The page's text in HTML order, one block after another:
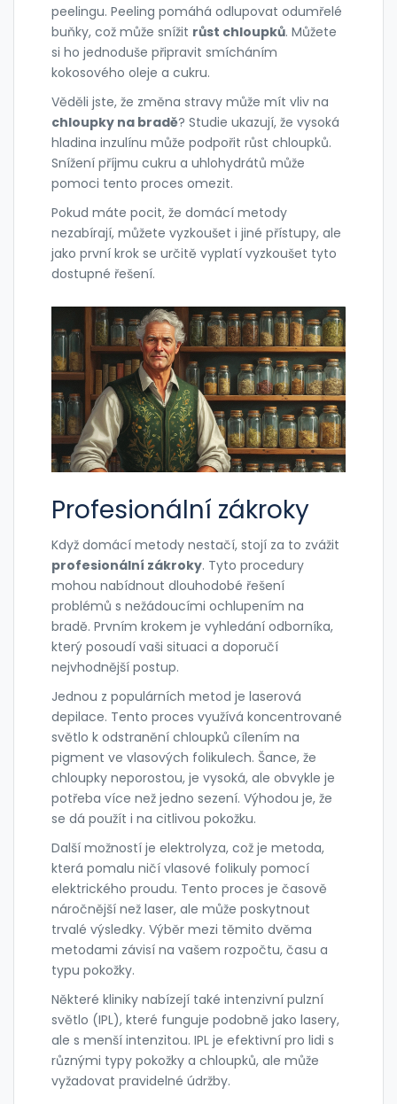
peelingu. Peeling pomáhá odlupovat odumřelé
buňky, což může snížit růst chloupků. Můžete
si ho jednoduše připravit smícháním
kokosového oleje a cukru.
Věděli jste, že změna stravy může mít vliv na
chloupky na bradě? Studie ukazují, že vysoká
hladina inzulínu může podpořit růst chloupků.
Snížení příjmu cukru a uhlohydrátů může
pomoci tento proces omezit.
Pokud máte pocit, že domácí metody
nezabírají, můžete vyzkoušet i jiné přístupy, ale
jako první krok se určitě vyplatí vyzkoušet tyto
dostupné řešení.
Profesionální zákroky
Když domácí metody nestačí, stojí za to zvážit
profesionální zákroky. Tyto procedury
mohou nabídnout dlouhodobé řešení
problémů s nežádoucími ochlupením na
bradě. Prvním krokem je vyhledání odborníka,
který posoudí vaši situaci a doporučí
nejvhodnější postup.
Jednou z populárních metod je laserová
depilace. Tento proces využívá koncentrované
světlo k odstranění chloupků cílením na
pigment ve vlasových folikulech. Šance, že
chloupky neporostou, je vysoká, ale obvykle je
potřeba více než jedno sezení. Výhodou je, že
se dá použít i na citlivou pokožku.
Další možností je elektrolyza, což je metoda,
která pomalu ničí vlasové folikuly pomocí
elektrického proudu. Tento proces je časově
náročnější než laser, ale může poskytnout
trvalé výsledky. Výběr mezi těmito dvěma
metodami závisí na vašem rozpočtu, času a
typu pokožky.
Některé kliniky nabízejí také intenzivní pulzní
světlo (IPL), které funguje podobně jako lasery,
ale s menší intenzitou. IPL je efektivní pro lidi s
různými typy pokožky a chloupků, ale může
vyžadovat pravidelné údržby.